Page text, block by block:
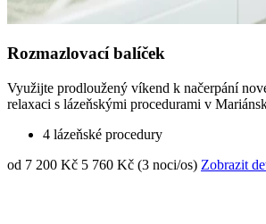
Rozmazlovací balíček
Využijte prodloužený víkend k načerpání
relaxaci s lázeňskými procedurami v
4 lázeňské procedury
od 7 200 Kč 5 760 Kč (3 noci/os) Zobrazit